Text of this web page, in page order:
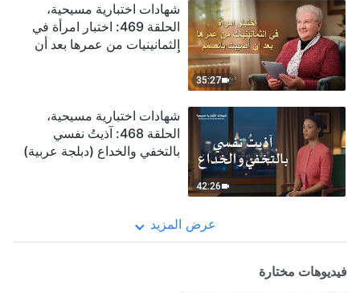
35:27
شهادات اختبارية مسيحية،
الحلقة 469: اختبار امرأة في
الثمانينيات من عمرها بعد أن
42:26
شهادات اختبارية مسيحية،
الحلقة 468: آذيتُ نفسي
بالتخفي والخداع (دبلجة عربية)
عرض المزيد
فيديوهات مختارة